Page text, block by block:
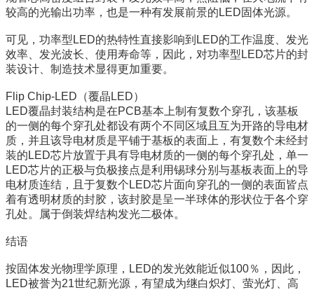
较高的光输出功率，也是一种有发展前景的LED固体光源。
可见，功率型LED的热特性直接影响到LED的工作温度、发光
效率、发光波长、使用寿命等，因此，对功率型LED芯片的封
装设计、制造技术显得更加重要。
Flip Chip-LED（覆晶LED）
LED覆晶封装结构是在PCB基本上制有复数个穿孔，该基板
的一侧的每个穿孔处都设有两个不同区域且互为开路的导电材
质，并且该导电材质是平铺于基板的表面上，有复数个未经封
装的LED芯片放置于具有导电材质的一侧的每个穿孔处，单一
LED芯片的正极与负极接点是利用锡球分别与基板表面上的导
电材质连结，且于复数个LED芯片面向穿孔的一侧的表面皆点
着有透明材质的封胶，该封胶是呈一半球体的形状位于各个穿
孔处。属于倒装焊结构发光二极体。
结语
按固体发光物理学原理，LED的发光效能近似100％，因此，
LED被誉为21世纪新光源，有望成为继白炽灯、萤光灯、高